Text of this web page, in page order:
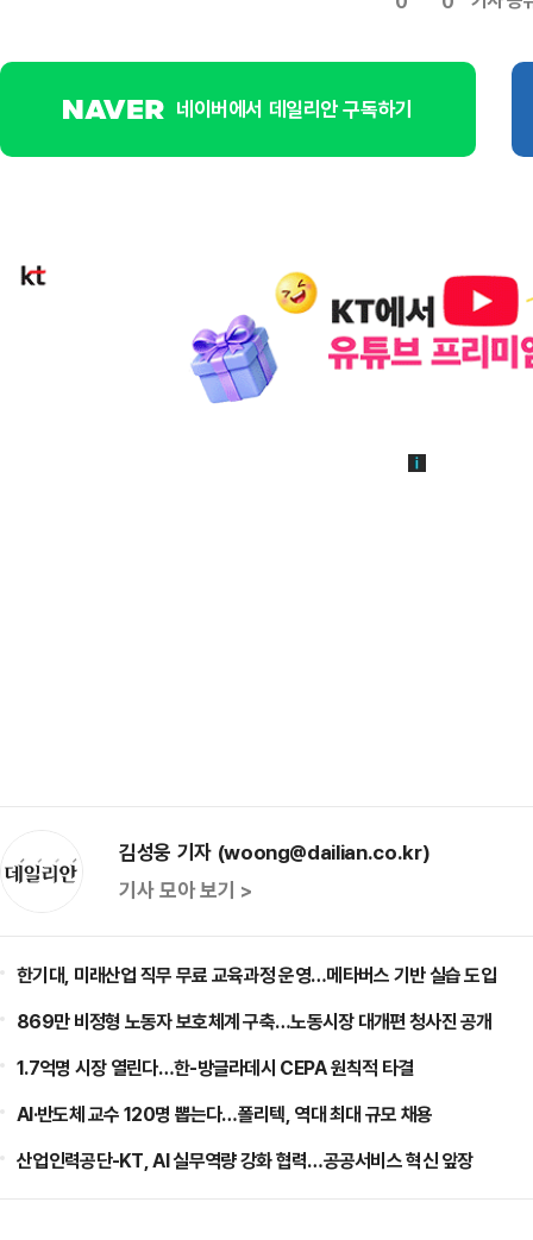
네이버에서 데일리안 구독하기
김성웅 기자 (woong@dailian.co.kr)
기사 모아 보기 >
한기대, 미래산업 직무 무료 교육과정 운영…메타버스 기반 실습 도입
869만 비정형 노동자 보호체계 구축…노동시장 대개편 청사진 공개
1.7억명 시장 열린다…한-방글라데시 CEPA 원칙적 타결
AI·반도체 교수 120명 뽑는다…폴리텍, 역대 최대 규모 채용
산업인력공단-KT, AI 실무역량 강화 협력…공공서비스 혁신 앞장